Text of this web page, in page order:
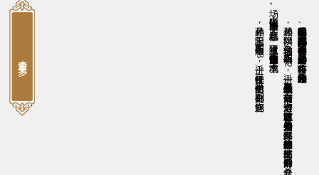
湘峪古堡是明代后期户部尚书孙居相、都察院右副都御史孙鼎相兄弟的故居。在《明史》中有孙居相传，孙鼎相附于孙居相传后，有一简略小传。光绪《沁水县志》二人均有传。
孙居相，
字拱阳，
又字伯辅，
明万历二十年（1
5
9
2
）进士，
任恩县（今山东平原县恩城镇）知县。
后任南京御史、
巡漕御史，
以直言敢谏著称。
天启初年升光禄少卿、
兵部左侍郎，
崇祯初年改任户部左侍郎、
吏部左侍郎，
后晋升户部尚书，
总督仓
场。因通信中说“
国事日非，
邪氛益恶”
，
被逮下狱，
谪戍潞州（今山西长治市），
卒于戍地。
孙鼎相，字玉阳，明万历二十六年（1598）进士，任松江推官。
后任吏部郎中、副都御史、湖广巡抚。